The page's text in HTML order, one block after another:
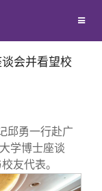
会并看望校
邱勇一行赴广
学博士座谈
友代表。